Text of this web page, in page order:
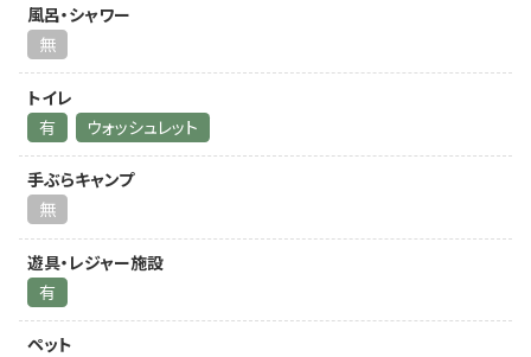
風呂・シャワー
無
トイレ
有
ウォッシュレット
手ぶらキャンプ
無
遊具・レジャー施設
有
ペット